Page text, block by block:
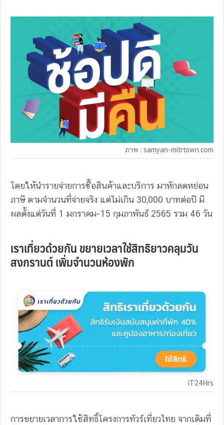
ภาพ : samyan-mitrtown.com
โดยให้นำรายจ่ายการซื้อสินค้าและบริการ มาหักลดหย่อน
ภาษี ตามจำนวนที่จ่ายจริง แต่ไม่เกิน 30,000 บาทต่อปี มี
ผลตั้งแต่วันที่ 1 มกราคม-15 กุมภาพันธ์ 2565 รวม 46 วัน
เราเที่ยวด้วยกัน ขยายเวลาใช้สิทธิยาวคลุมวัน
สงกรานต์ เพิ่มจำนวนห้องพัก
iT24Hrs
การขยายเวลาการใช้สิทธิ์โครงการทัวร์เที่ยวไทย จากเดิมที่